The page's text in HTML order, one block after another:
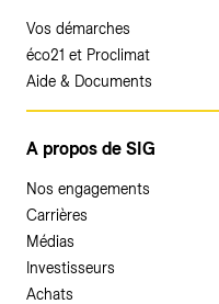
Vos démarches
éco21 et Proclimat
Aide & Documents
A propos de SIG
Nos engagements
Carrières
Médias
Investisseurs
Achats